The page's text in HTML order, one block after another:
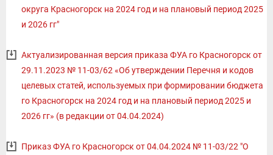
округа Красногорск на 2024 год и на плановый период 2025
и 2026 гг"
Актуализированная версия приказа ФУА го Красногорск от
29.11.2023 № 11-03/62 «Об утверждении Перечня и кодов
целевых статей, используемых при формировании бюджета
го Красногорск на 2024 год и на плановый период 2025 и
2026 гг» (в редакции от 04.04.2024)
Приказ ФУА го Красногорск от 04.04.2024 № 11-03/22 "О